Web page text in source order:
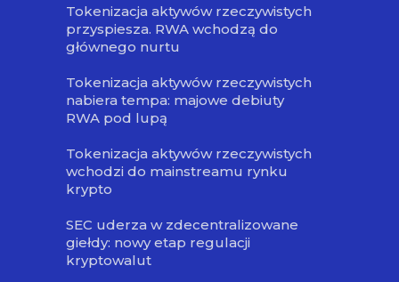
Tokenizacja aktywów rzeczywistych
przyspiesza. RWA wchodzą do
głównego nurtu
Tokenizacja aktywów rzeczywistych
nabiera tempa: majowe debiuty
RWA pod lupą
Tokenizacja aktywów rzeczywistych
wchodzi do mainstreamu rynku
krypto
SEC uderza w zdecentralizowane
giełdy: nowy etap regulacji
kryptowalut